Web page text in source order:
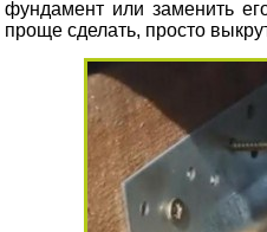
фундамент или заменить
проще сделать, просто